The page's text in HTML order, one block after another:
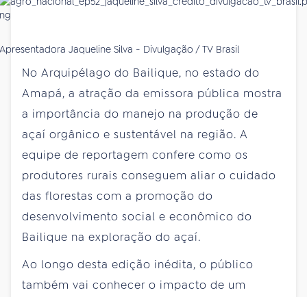
Jaqueline Silva - Divulgação / TV Brasil
No Arquipélago do Bailique, no estado do
Amapá, a atração da emissora pública mostra
a importância do manejo na produção de
açaí orgânico e sustentável na região. A
equipe de reportagem confere como os
produtores rurais conseguem aliar o cuidado
das florestas com a promoção do
desenvolvimento social e econômico do
Bailique na exploração do açaí.
Ao longo desta edição inédita, o público
também vai conhecer o impacto de um